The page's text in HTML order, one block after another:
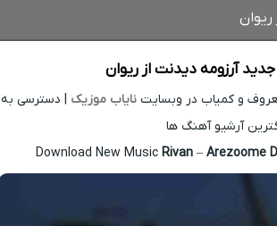
ریوان
جدیدآرزومه دیدنت ازریوان
معروف و کمیاب در وبسایتنایاب موزیک | دسترسی به
آرشیو آهنگ ها
Download New Music Rivan– Arezoome